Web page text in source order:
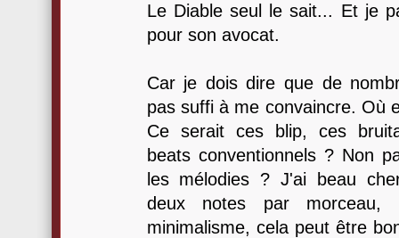
Le Diable seul le sait... Et je
pour son avocat.
Car je dois dire que de
pas suffi à me convaincre. Où
Ce serait ces blip, ces
beats conventionnels ? Non
les mélodies ? J'ai beau
deux notes par morceau,
minimalisme, cela peut être